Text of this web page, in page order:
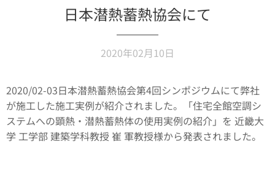
日本潜熱蓄熱協会にて
2020年02月10日
2020/02-03日本潜熱蓄熱協会第4回シンポジウムにて弊社
が施工した施工実例が紹介されました。「住宅全館空調シ
ステムへの顕熱・潜熱蓄熱体の使用実例の紹介」を 近畿大
学 工学部 建築学科教授 崔 軍教授様から発表されました。